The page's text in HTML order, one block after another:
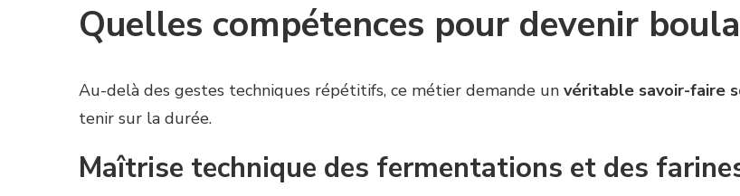
Quelles compétences pour devenir
Au-delà des gestes techniques répétitifs, ce métier demande un véritable savoir-faire
tenir sur la durée.
Maîtrise technique des fermentations et des